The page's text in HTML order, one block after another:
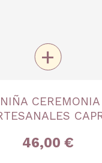
Única
+
46,00 €